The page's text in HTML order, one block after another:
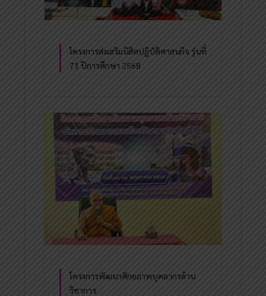
โครงการส่งเสริมนิสิตปฏิบัติศาสนกิจ รุ่นที่
71 ปีการศึกษา 2568
โครงการพัฒนาศักยภาพบุคลากรด้าน
วิชาการ